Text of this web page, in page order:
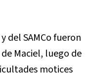
del SAMCo fueron
Maciel, luego de
motices